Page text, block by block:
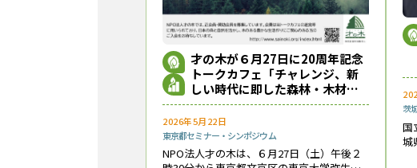
才の木が６月27日に20周年記念
トークカフェ「チャレンジ、新
しい時代に即した森林・木材利
用」開催
2026年5月22日
東京都セミナー・シンポジウム
NPO法人才の木は、６月27日（土）午後２
茨
国
城